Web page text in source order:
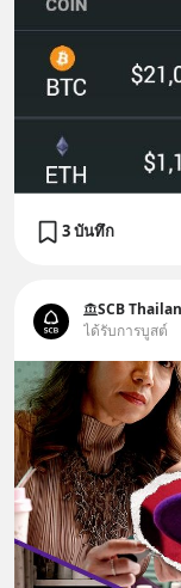
3 บันทึก
SCB
ได้รับการบูสต์